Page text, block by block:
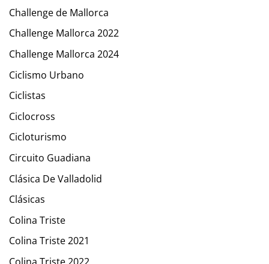
Challenge de Mallorca
Challenge Mallorca 2022
Challenge Mallorca 2024
Ciclismo Urbano
Ciclistas
Ciclocross
Cicloturismo
Circuito Guadiana
Clásica De Valladolid
Clásicas
Colina Triste
Colina Triste 2021